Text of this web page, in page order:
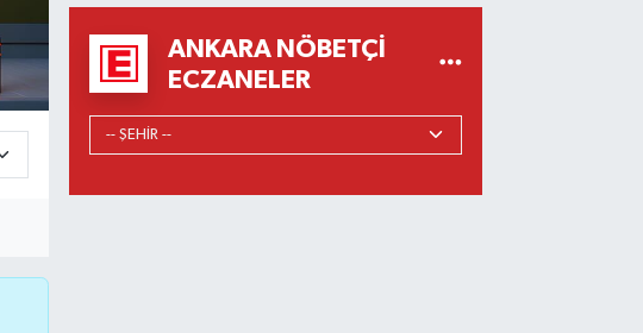
ANKARA NÖBETÇI
ECZANELER